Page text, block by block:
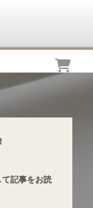
記事をお読